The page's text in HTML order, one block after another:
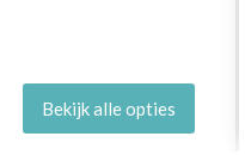
Bekijk alle opties